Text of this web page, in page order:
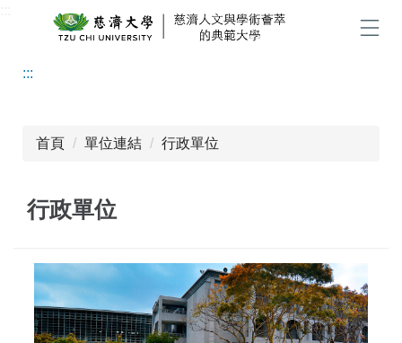
:::
首頁 單位連結 行政單位
行政單位